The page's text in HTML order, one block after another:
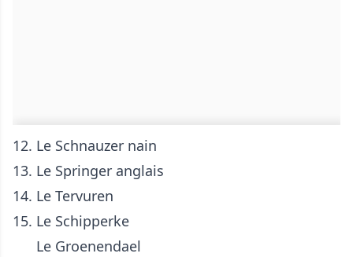
12. Le Schnauzer nain
13. Le Springer anglais
14. Le Tervuren
15. Le Schipperke
Le Groenendael